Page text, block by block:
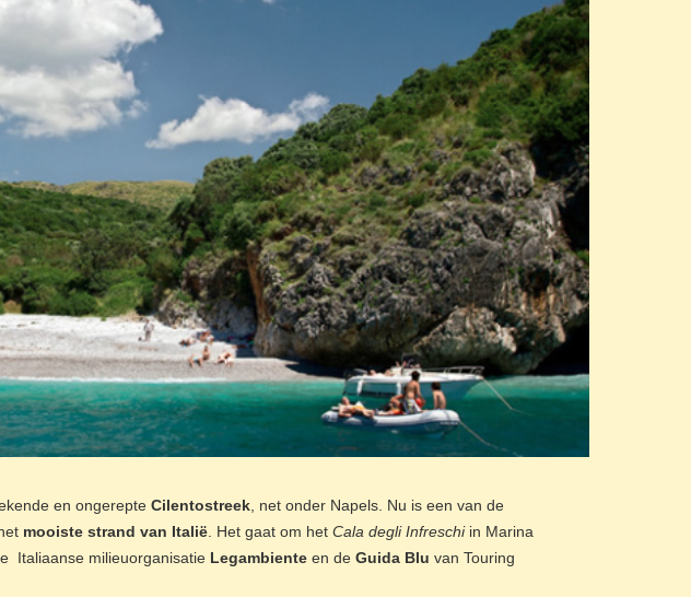
en ongerepte Cilentostreek, net onder Napels. Nu is een van de
mooiste strand van Italië. Het gaat om het Cala degli Infreschiin Marina
Italiaanse milieuorganisatie Legambienteen deGuida Blu van Touring